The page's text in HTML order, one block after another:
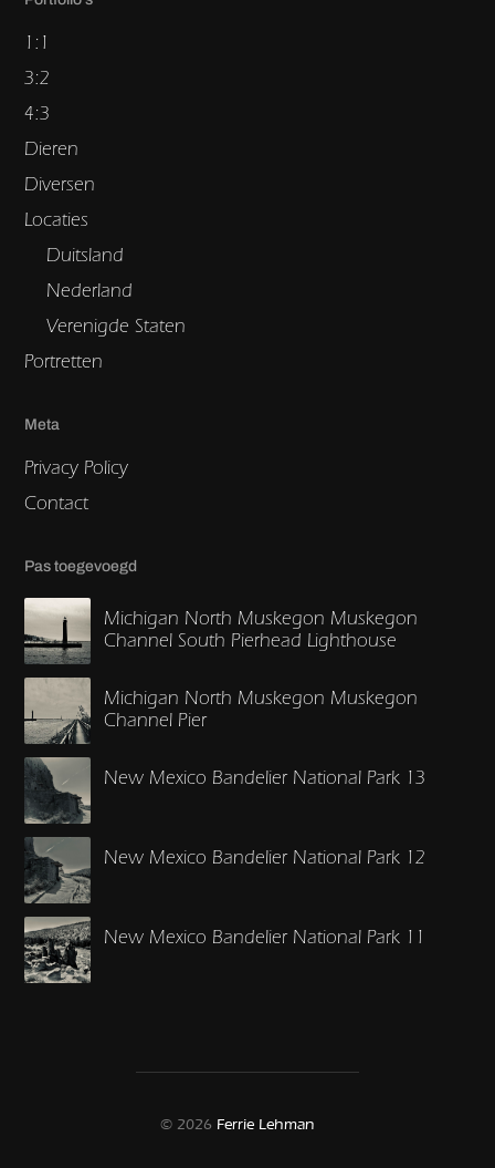
1:1
3:2
4:3
Dieren
Diversen
Locaties
Duitsland
Nederland
Verenigde Staten
Portretten
Meta
Privacy Policy
Contact
Pas toegevoegd
Michigan North Muskegon Muskegon
Channel South Pierhead Lighthouse
Michigan North Muskegon Muskegon
Channel Pier
New Mexico Bandelier National Park 13
New Mexico Bandelier National Park 12
New Mexico Bandelier National Park 11
© 2026 Ferrie Lehman